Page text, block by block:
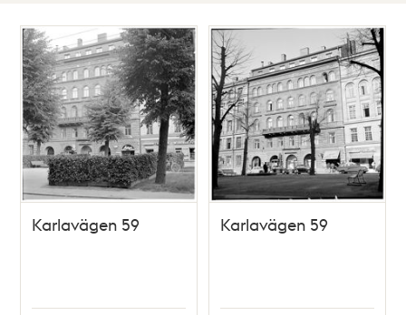
Lista
Karta
träffar
Karlavägen 59 Karlavägen 59